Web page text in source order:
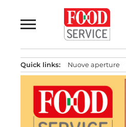
al
contenuto
Quick links: Nuove aperture